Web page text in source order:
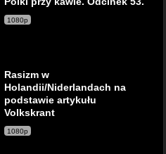
1080p
Rasizm w
Holandii/Niderlandach na
podstawie artykułu
Volkskrant
1080p